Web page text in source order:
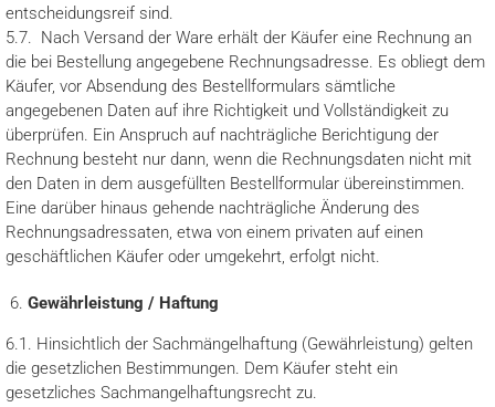
entscheidungsreif sind.
5.7. Nach Versand der Ware erhält der Käufer eine Rechnung an
die bei Bestellung angegebene Rechnungsadresse. Es obliegt dem
Käufer, vor Absendung des Bestellformulars sämtliche
angegebenen Daten auf ihre Richtigkeit und Vollständigkeit zu
überprüfen. Ein Anspruch auf nachträgliche Berichtigung der
Rechnung besteht nur dann, wenn die Rechnungsdaten nicht mit
den Daten in dem ausgefüllten Bestellformular übereinstimmen.
Eine darüber hinaus gehende nachträgliche Änderung des
Rechnungsadressaten, etwa von einem privaten auf einen
geschäftlichen Käufer oder umgekehrt, erfolgt nicht.
Gewährleistung / Haftung
6.1. Hinsichtlich der Sachmängelhaftung (Gewährleistung) gelten
die gesetzlichen Bestimmungen. Dem Käufer steht ein
gesetzliches Sachmangelhaftungsrecht zu.